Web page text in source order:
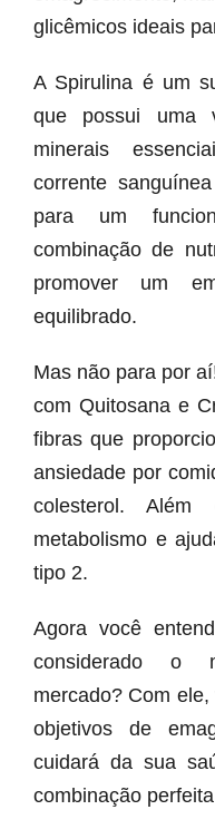
glicêmicos ideais
A Spirulina é um
que possui uma
minerais
corrente
para um
combinação de
promover um
equilibrado.
Mas não para por
com Quitosana e
fibras que
ansiedade por
colesterol.
metabolismo e
tipo 2.
Agora você
considerado o
mercado? Com
objetivos de
cuidará da sua
combinação